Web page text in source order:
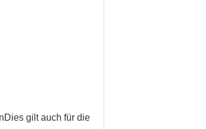
Dies gilt auch für die